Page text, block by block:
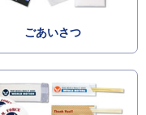
ごあいさつ